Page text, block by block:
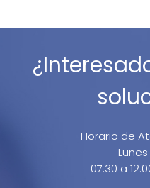
Horario de
07:30 a